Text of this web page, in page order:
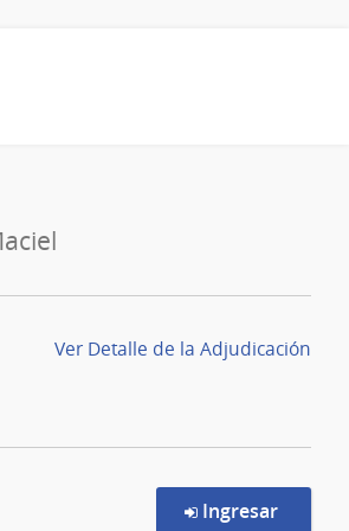
Ver Detalle de la Adjudicación
Ingresar